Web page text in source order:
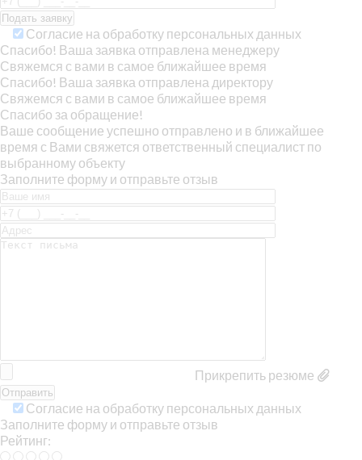
Согласие на обработку персональных данных
Спасибо! Ваша заявка отправлена менеджеру
Свяжемся с вами в самое ближайшее время
Спасибо! Ваша заявка отправлена директору
Свяжемся с вами в самое ближайшее время
Спасибо за обращение!
Ваше сообщение успешно отправлено и в ближайшее
время с Вами свяжется ответственный специалист по
выбранному объекту
Заполните форму и отправьте отзыв
Прикрепить резюме
Согласие на обработку персональных данных
Заполните форму и отправьте отзыв
Рейтинг: